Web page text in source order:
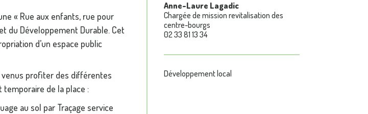
« Rue aux enfants, rue pour
du Développement Durable. Cet
d’un espace public
venus profiter des différentes
de la place :
au sol par Traçage service
Anne-Laure Lagadic
Chargée de mission revitalisation des
centre-bourgs
02 33 81 13 34
Développement local